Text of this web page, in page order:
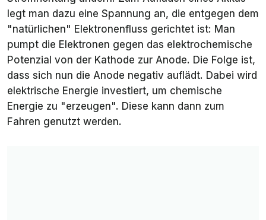
legt man dazu eine Spannung an, die entgegen dem
"natürlichen" Elektronenfluss gerichtet ist: Man
pumpt die Elektronen gegen das elektrochemische
Potenzial von der Kathode zur Anode. Die Folge ist,
dass sich nun die Anode negativ auflädt. Dabei wird
elektrische Energie investiert, um chemische
Energie zu "erzeugen". Diese kann dann zum
Fahren genutzt werden.